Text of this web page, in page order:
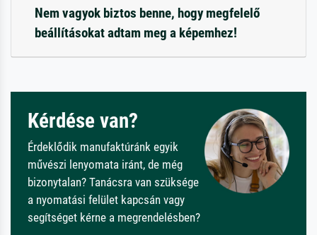
Nem vagyok biztos benne, hogy megfelelő
beállításokat adtam meg a képemhez!
Kérdése van?
Érdeklődik manufaktúránk egyik
művészi lenyomata iránt, de még
bizonytalan? Tanácsra van szüksége
a nyomatási felület kapcsán vagy
segítséget kérne a megrendelésben?